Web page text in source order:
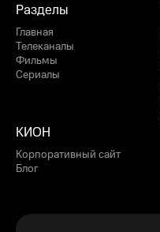
Разделы
Главная
Телеканалы
Фильмы
Сериалы
КИОН
Корпоративный сайт
Блог